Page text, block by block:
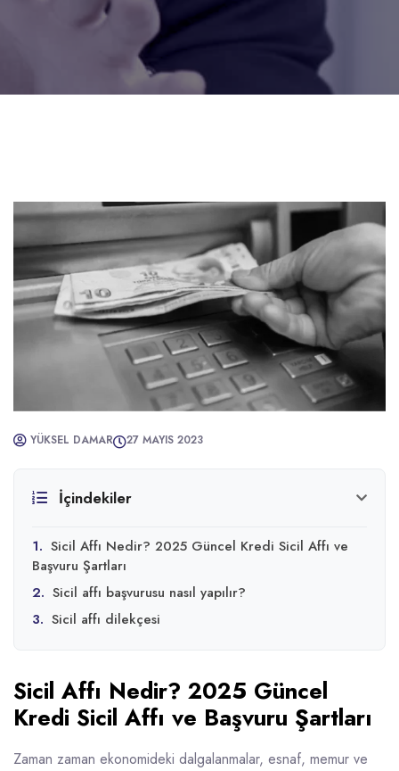
YÜKSEL DAMAR 27 MAYIS 2023
İçindekiler
1. Sicil Affı Nedir? 2025 Güncel Kredi Sicil Affı ve
Başvuru Şartları
2. Sicil affı başvurusu nasıl yapılır?
3. Sicil affı dilekçesi
Sicil Affı Nedir? 2025 Güncel
Kredi Sicil Affı ve Başvuru Şartları
Zaman zaman ekonomideki dalgalanmalar, esnaf, memur ve